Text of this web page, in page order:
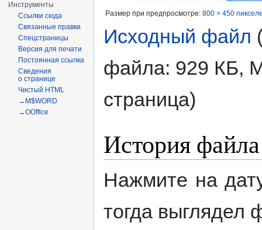
Размер при предпросмотре: 800 × 450
Исходный файл
файла: 929 КБ,
страница)
История файла
Нажмите на
тогда выглядел
Инструменты
Ссылки сюда
Связанные правки
Спецстраницы
Версия для печати
Постоянная ссылка
Сведения
о странице
Чистый HTML
→M$WORD
→OOffice